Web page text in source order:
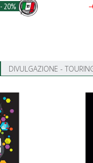
- 20%
DIVULGAZIONE -